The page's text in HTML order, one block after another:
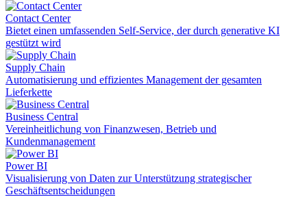
Contact Center
Bietet einen umfassenden Self-Service, der durch generative KI
gestützt wird
Supply Chain
Automatisierung und effizientes Management der gesamten
Lieferkette
Business Central
Vereinheitlichung von Finanzwesen, Betrieb und
Kundenmanagement
Power BI
Visualisierung von Daten zur Unterstützung strategischer
Geschäftsentscheidungen